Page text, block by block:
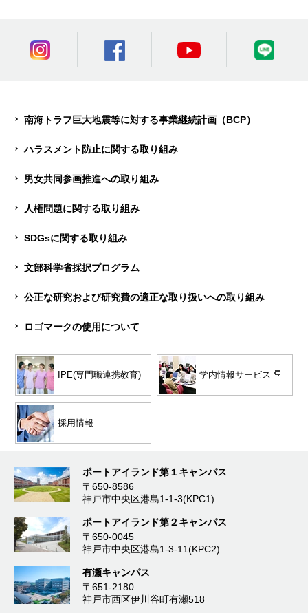
南海トラフ巨大地震等に対する事業継続計画（BCP）
ハラスメント防止に関する取り組み
男女共同参画推進への取り組み
人権問題に関する取り組み
SDGsに関する取り組み
文部科学省採択プログラム
公正な研究および研究費の適正な取り扱いへの取り組み
ロゴマークの使用について
IPE(専門職連携教育) 学内情報サービス
採用情報
ポートアイランド第１キャンパス
〒650-8586
神戸市中央区港島1-1-3(KPC1)
ポートアイランド第２キャンパス
〒650-0045
神戸市中央区港島1-3-11(KPC2)
有瀬キャンパス
〒651-2180
神戸市西区伊川谷町有瀬518